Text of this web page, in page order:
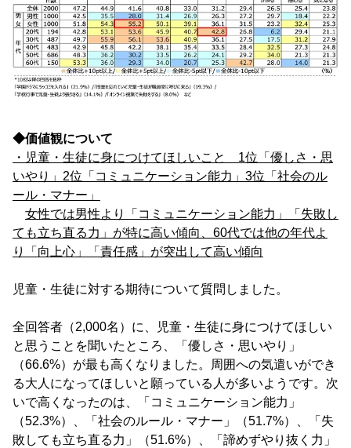
◆価値観について
・児童・生徒に身につけてほしいこと 1位「優しさ・思
いやり」2位「コミュニケーション能力」3位「社会のル
ール・マナー」
女性では男性より「コミュニケーション能力」「失敗し
ても立ち直る力」が特に高い傾向、 60代では他の年代よ
り「向上心」「責任感」が突出して高い傾向
児童・生徒に対する期待について質問しました。
全回答者（2,000名）に、児童・生徒に身につけてほしい
と思うことを聞いたところ、「優しさ・思いやり」
（66.6%）が最も高くなりました。周囲への気遣いができ
る大人になってほしいと願っている人が多いようです。次
いで高くなったのは、「コミュニケーション能力」
（52.3%）、「社会のルール・マナー」（51.7%）、「失
敗しても立ち直る力」（51.6%）、「諦めずやり抜く力」